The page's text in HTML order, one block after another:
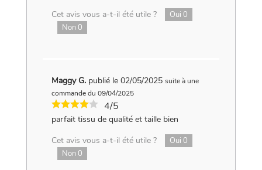
Cet avis vous a-t-il été utile ?
Oui 0
Non0
Maggy G. publié le 02/05/2025 suite à une
commande du 09/04/2025
4/5
parfait tissu de qualité et taille bien
Cet avis vous a-t-il été utile ?
Oui 0
Non0